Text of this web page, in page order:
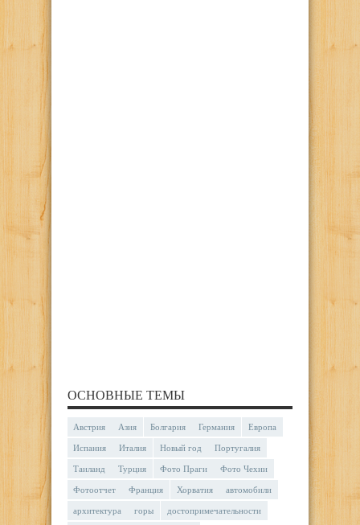
ОСНОВНЫЕ ТЕМЫ
Австрия Азия Болгария Германия Европа
Испания Италия Новый год Португалия
Таиланд Турция Фото Праги Фото Чехии
Фотоотчет Франция Хорватия автомобили
архитектура горы достопримечательности